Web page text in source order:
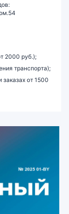
2000 руб.);
транспорта);
заказах от 1500